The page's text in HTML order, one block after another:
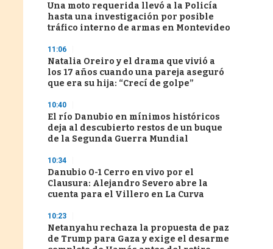
Una moto requerida llevó a la Policía
hasta una investigación por posible
tráfico interno de armas en Montevideo
11:06
Natalia Oreiro y el drama que vivió a
los 17 años cuando una pareja aseguró
que era su hija: “Crecí de golpe”
10:40
El río Danubio en mínimos históricos
deja al descubierto restos de un buque
de la Segunda Guerra Mundial
10:34
Danubio 0-1 Cerro en vivo por el
Clausura: Alejandro Severo abre la
cuenta para el Villero en La Curva
10:23
Netanyahu rechaza la propuesta de paz
de Trump para Gaza y exige el desarme